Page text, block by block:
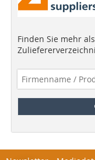
Finden Sie mehr